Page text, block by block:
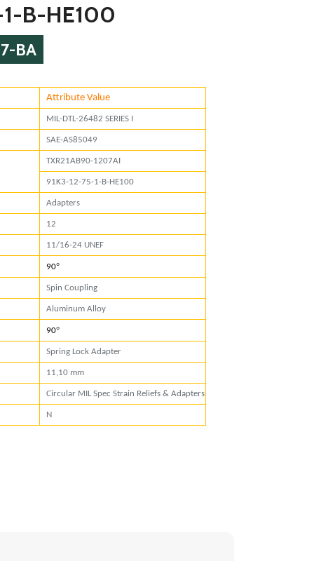
B-HE100
BA
Attribute Value
MIL-DTL-26482 SERIES I
SAE-AS85049
TXR21AB90-1207AI
91K3-12-75-1-B-HE100
Adapters
12
11/16-24 UNEF
90°
Spin Coupling
Aluminum Alloy
90°
Spring Lock Adapter
11,10 mm
Circular MIL Spec Strain Reliefs & Adapters
N